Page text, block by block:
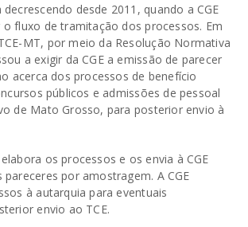
desde 2011, quando a CGE
fluxo de tramitação dos processos. Em
MT, por meio da Resolução Normativa
a exigir da CGE a emissão de parecer
acerca dos processos de benefício
públicos e admissões de pessoal
de Mato Grosso, para posterior envio à
os processos e os envia à CGE
por amostragem. A CGE
à autarquia para eventuais
envio ao TCE.